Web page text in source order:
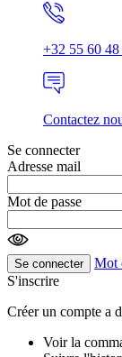
+32 55 60 48
Contactez
Se connecter
Adresse mail
Mot de passe
Se connecter
Mot
S'inscrire
Créer un compte a
Voir la